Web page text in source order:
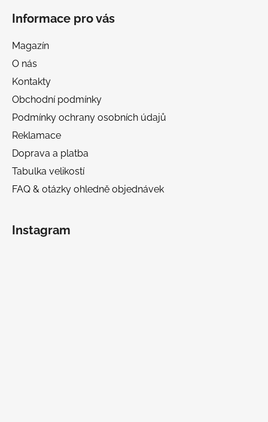
Informace pro vás
Magazín
O nás
Kontakty
Obchodní podmínky
Podmínky ochrany osobních údajů
Reklamace
Doprava a platba
Tabulka velikostí
FAQ & otázky ohledně objednávek
Instagram